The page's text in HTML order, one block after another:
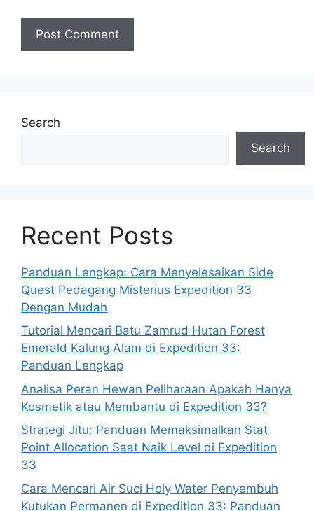
Search
Search
Recent Posts
Panduan Lengkap: Cara Menyelesaikan Side
Quest Pedagang Misterius Expedition 33
Dengan Mudah
Tutorial Mencari Batu Zamrud Hutan Forest
Emerald Kalung Alam di Expedition 33:
Panduan Lengkap
Analisa Peran Hewan Peliharaan Apakah Hanya
Kosmetik atau Membantu di Expedition 33?
Strategi Jitu: Panduan Memaksimalkan Stat
Point Allocation Saat Naik Level di Expedition
33
Cara Mencari Air Suci Holy Water Penyembuh
Kutukan Permanen di Expedition 33: Panduan